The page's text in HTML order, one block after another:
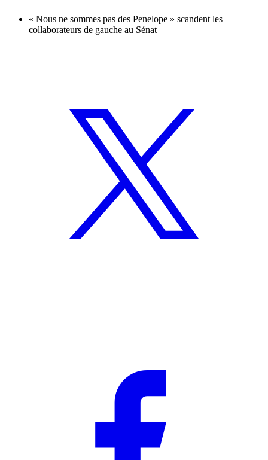
« Nous ne sommes pas des Penelope » scandent les
collaborateurs de gauche au Sénat